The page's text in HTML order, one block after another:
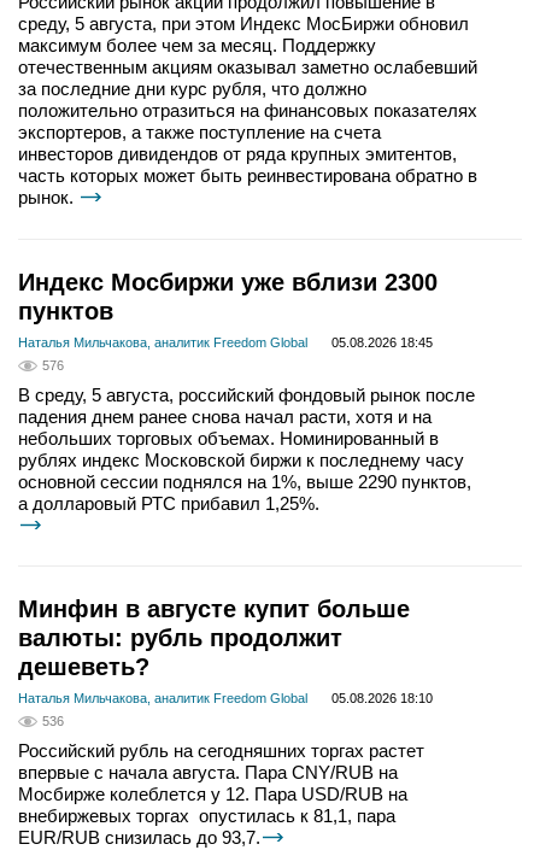
среду, 5 августа, при этом Индекс МосБиржи обновил
максимум более чем за месяц. Поддержку
отечественным акциям оказывал заметно ослабевший
за последние дни курс рубля, что должно
положительно отразиться на финансовых показателях
экспортеров, а также поступление на счета
инвесторов дивидендов от ряда крупных эмитентов,
часть которых может быть реинвестирована обратно в
рынок.
Индекс Мосбиржи уже вблизи 2300
пунктов
Наталья Мильчакова, аналитик Freedom Global
05.08.2026 18:45
576
В среду, 5 августа, российский фондовый рынок после
падения днем ранее снова начал расти, хотя и на
небольших торговых объемах. Номинированный в
рублях индекс Московской биржи к последнему часу
основной сессии поднялся на 1%, выше 2290 пунктов,
а долларовый РТС прибавил 1,25%.
Минфин в августе купит больше
валюты: рубль продолжит
дешеветь?
Наталья Мильчакова, аналитик Freedom Global
05.08.2026 18:10
536
Российский рубль на сегодняшних торгах растет
впервые с начала августа. Пара CNY/RUB на
Мосбирже колеблется у 12. Пара USD/RUB на
внебиржевых торгах опустилась к 81,1, пара
EUR/RUB снизилась до 93,7.